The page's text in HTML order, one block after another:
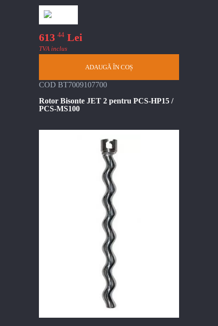
613 44 Lei
TVA inclus
ADAUGĂ ÎN COȘ
COD BT7009107700
Rotor Bisonte JET 2 pentru PCS-HP15 /
PCS-MS100